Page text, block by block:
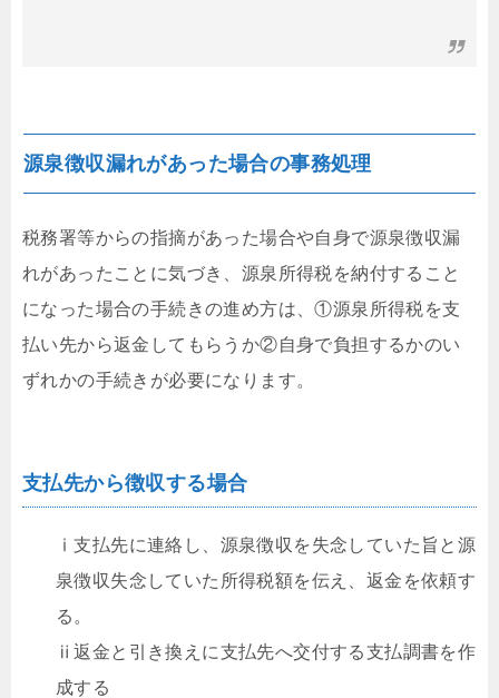
源泉徴収漏れがあった場合の事務処理
税務署等からの指摘があった場合や自身で源泉徴収漏
れがあったことに気づき、源泉所得税を納付すること
になった場合の手続きの進め方は、①源泉所得税を支
払い先から返金してもらうか②自身で負担するかのい
ずれかの手続きが必要になります。
支払先から徴収する場合
ⅰ支払先に連絡し、源泉徴収を失念していた旨と源
泉徴収失念していた所得税額を伝え、返金を依頼す
る。
ⅱ返金と引き換えに支払先へ交付する支払調書を作
成する